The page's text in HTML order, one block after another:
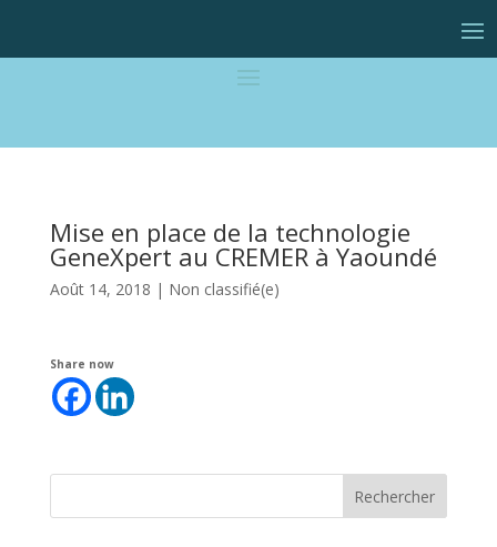
Mise en place de la technologie
GeneXpert au CREMER à Yaoundé
Août 14, 2018 | Non classifié(e)
Share now
Rechercher